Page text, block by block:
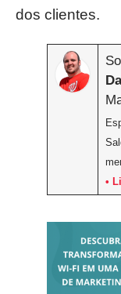
dos clientes.
•